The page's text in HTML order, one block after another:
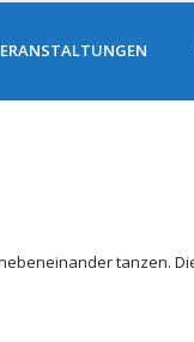
tanzen.